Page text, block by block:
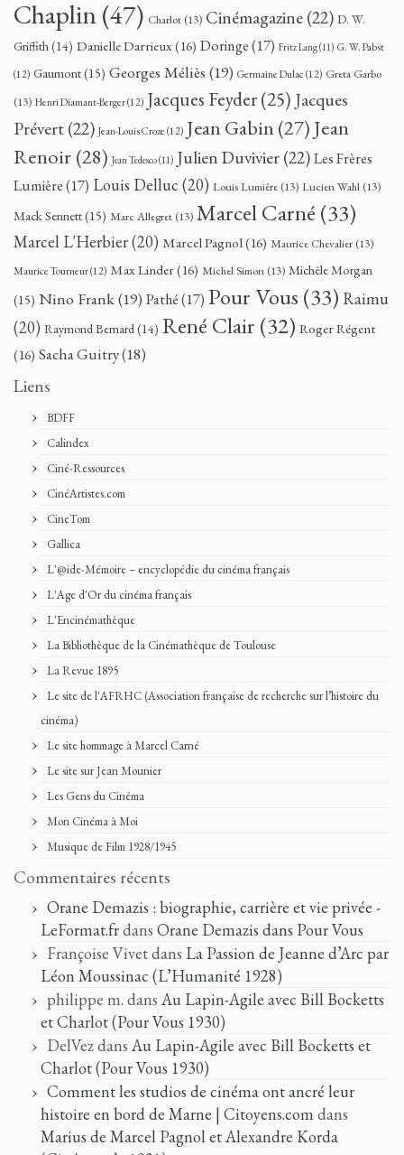
Chaplin(47) Charlot (13) Cinémagazine(22) D. W.
Griffith(14) Danielle Darrieux(16) Doringe(17) Fritz Lang(11) G. W. Pabst
(12) Gaumont(15) Georges Méliès (19) Germaine Dulac (12) Greta Garbo
(13) Henri Diamant-Berger(12) Jacques Feyder(25) Jacques
Prévert(22) Jean-Louis Croze (12) Jean Gabin (27) Jean
Renoir (28) Jean Tedesco(11) Julien Duvivier(22)Les Frères
Lumière(17) Louis Delluc (20) Louis Lumière (13) Lucien Wahl (13)
Mack Sennett(15) Marc Allegret (13) Marcel Carné (33)
Marcel L'Herbier(20) Marcel Pagnol(16) Maurice Chevalier (13)
Maurice Tourneur(12) Max Linder(16) Michel Simon (13) Michèle Morgan
(15) Nino Frank(19) Pathé(17) Pour Vous (33) Raimu
(20) Raymond Bernard(14) René Clair (32) Roger Régent
(16) Sacha Guitry(18)
Liens
BDFF
Calindex
Ciné-Ressources
CinéArtistes.com
CineTom
Gallica
L'@ide-Mémoire – encyclopédie du cinéma français
L'Age d'Or du cinéma français
L'Encinémathèque
La Bibliothèque de la Cinémathèque de Toulouse
La Revue 1895
Le site de l'AFRHC (Association française de recherche sur l’histoire du
cinéma)
Le site hommage à Marcel Carné
Le site sur Jean Mounier
Les Gens du Cinéma
Mon Cinéma à Moi
Musique de Film 1928/1945
Commentaires récents
Orane Demazis : biographie, carrière et vie privée -
LeFormat.frdans Orane Demazis dans Pour Vous
Françoise Vivetdans La Passion de Jeanne d’Arc par
Léon Moussinac (L’Humanité 1928)
philippe m. dans Au Lapin-Agile avec Bill Bocketts
et Charlot (Pour Vous 1930)
DelVezdans Au Lapin-Agile avec Bill Bocketts et
Charlot (Pour Vous 1930)
Comment les studios de cinéma ont ancré leur
histoire en bord de Marne | Citoyens.comdans
Marius de Marcel Pagnol et Alexandre Korda